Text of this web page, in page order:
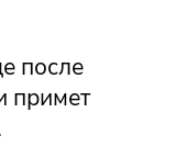
после
примет